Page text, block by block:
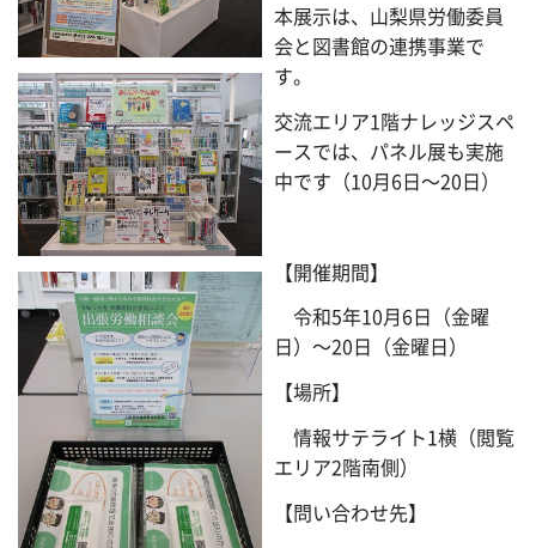
本展示は、山梨県労働委員
会と図書館の連携事業で
す。
交流エリア1階ナレッジスペ
ースでは、パネル展も実施
中です（10月6日～20日）
【開催期間】
令和5年10月6日（金曜
日）～20日（金曜日）
【場所】
情報サテライト1横（閲覧
エリア2階南側）
【問い合わせ先】